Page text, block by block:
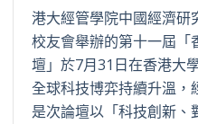
港大經管學院中國經濟研
校友會舉辦的第十一屆「
壇」於7月31日在香港大
全球科技博弈持續升溫，
是次論壇以「科技創新